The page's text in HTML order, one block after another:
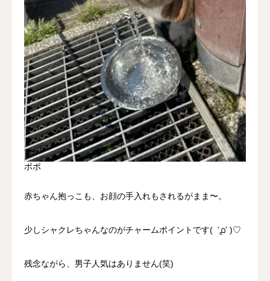
ポポ
赤ちゃん抱っこも、お顔の手入れもされるがまま〜。
少しシャクレちゃんなのがチャームポイントです( ‘൧’ )♡
残念ながら、男子人気はありません(笑)